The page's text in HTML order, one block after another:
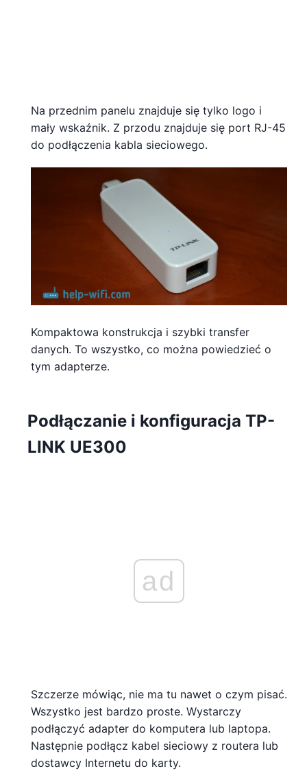
Na przednim panelu znajduje się tylko logo i
mały wskaźnik. Z przodu znajduje się port RJ-45
do podłączenia kabla sieciowego.
Kompaktowa konstrukcja i szybki transfer
danych. To wszystko, co można powiedzieć o
tym adapterze.
Podłączanie i konfiguracja TP-
LINK UE300
ad
Szczerze mówiąc, nie ma tu nawet o czym pisać.
Wszystko jest bardzo proste. Wystarczy
podłączyć adapter do komputera lub laptopa.
Następnie podłącz kabel sieciowy z routera lub
dostawcy Internetu do karty.